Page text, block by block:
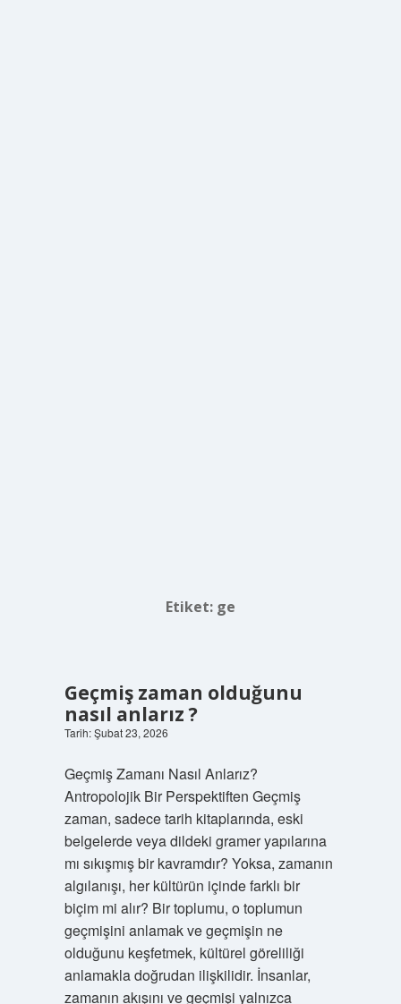
Etiket: ge
Geçmiş zaman olduğunu
nasıl anlarız ?
Tarih: Şubat 23, 2026
Geçmiş Zamanı Nasıl Anlarız?
Antropolojik Bir Perspektiften Geçmiş
zaman, sadece tarih kitaplarında, eski
belgelerde veya dildeki gramer yapılarına
mı sıkışmış bir kavramdır? Yoksa, zamanın
algılanışı, her kültürün içinde farklı bir
biçim mi alır? Bir toplumu, o toplumun
geçmişini anlamak ve geçmişin ne
olduğunu keşfetmek, kültürel göreliliği
anlamakla doğrudan ilişkilidir. İnsanlar,
zamanın akışını ve geçmişi yalnızca